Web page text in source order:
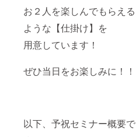
お２人を楽しんでもらえる
ような【仕掛け】を
用意しています！
ぜひ当日をお楽しみに！！
以下、予祝セミナー概要で